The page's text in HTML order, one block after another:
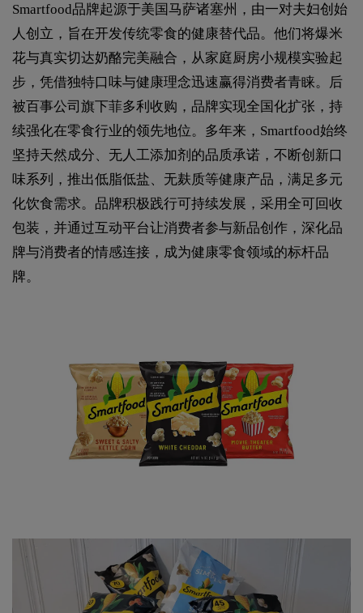
Smartfood品牌起源于美国马萨诸塞州，由一对夫妇创始
人创立，旨在开发传统零食的健康替代品。他们将爆米
花与真实切达奶酪完美融合，从家庭厨房小规模实验起
步，凭借独特口味与健康理念迅速赢得消费者青睐。后
被百事公司旗下菲多利收购，品牌实现全国化扩张，持
续强化在零食行业的领先地位。多年来，Smartfood始终
坚持天然成分、无人工添加剂的品质承诺，不断创新口
味系列，推出低脂低盐、无麸质等健康产品，满足多元
化饮食需求。品牌积极践行可持续发展，采用全可回收
包装，并通过互动平台让消费者参与新品创作，深化品
牌与消费者的情感连接，成为健康零食领域的标杆品
牌。